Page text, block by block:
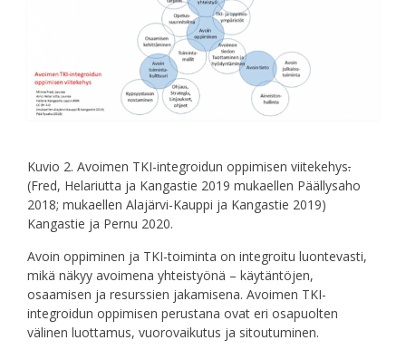
Kuvio 2. Avoimen TKI-integroidun oppimisen viitekehys.
(Fred, Helariutta ja Kangastie 2019 mukaellen Päällysaho
2018; mukaellen Alajärvi-Kauppi ja Kangastie 2019)
Kangastie ja Pernu 2020.
Avoin oppiminen ja TKI-toiminta on integroitu luontevasti,
mikä näkyy avoimena yhteistyönä – käytäntöjen,
osaamisen ja resurssien jakamisena. Avoimen TKI-
integroidun oppimisen perustana ovat eri osapuolten
välinen luottamus, vuorovaikutus ja sitoutuminen.